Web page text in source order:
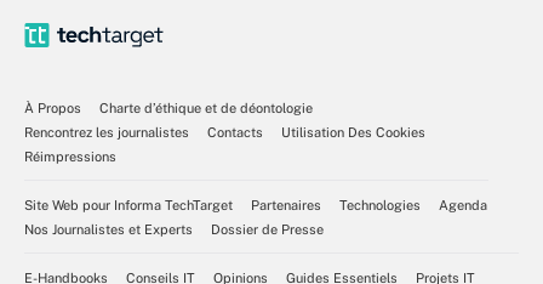
À Propos
Charte d’éthique et de déontologie
Rencontrez les journalistes
Contacts
Utilisation Des Cookies
Réimpressions
Site Web pour Informa TechTarget Partenaires Technologies
Agenda
Nos Journalistes et Experts
Dossier de Presse
E-Handbooks Conseils IT Opinions Guides Essentiels Projets IT